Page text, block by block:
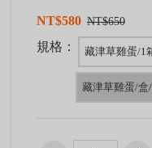
NT$580 NT$650
規格： 藏津草雞蛋/1
藏津草雞蛋/盒